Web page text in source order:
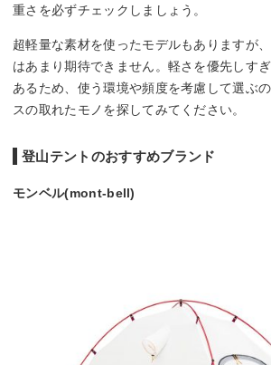
重さを必ずチェックしましょう。
超軽量な素材を使ったモデルもありますが
はあまり期待できません。軽さを優先しす
あるため、使う環境や頻度を考慮して選ぶ
スの取れたモノを探してみてください。
登山テントのおすすめブランド
モンベル(mont-bell)